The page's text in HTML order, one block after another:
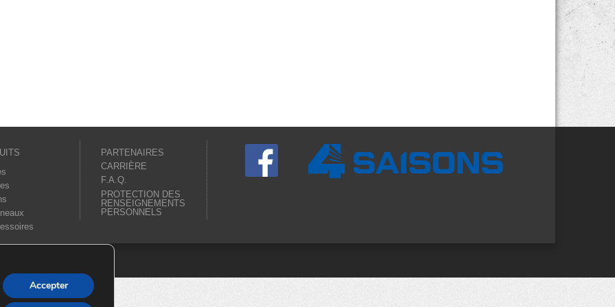
PARTENAIRES
CARRIÈRE
F.A.Q.
PROTECTION DES
RENSEIGNEMENTS
PERSONNELS
Accepter